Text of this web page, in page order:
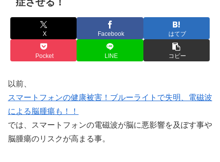
X Facebook はてブ
Pocket LINE コピー
以前、
スマートフォンの健康被害！ブルーライトで失明、電磁波
による脳腫瘍も！！
では、スマートフォンの電磁波が脳に悪影響を及ぼす事や
脳腫瘍のリスクが高まる事。